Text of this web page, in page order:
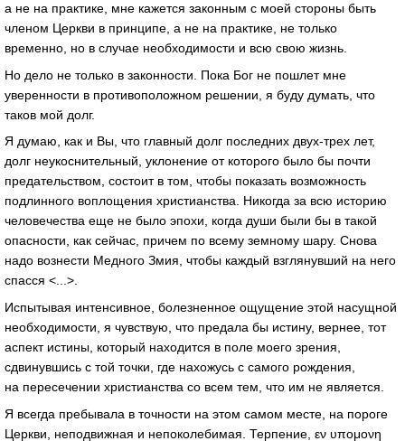
а не на практике, мне кажется законным с моей стороны быть
членом Церкви в принципе, а не на практике, не только
временно, но в случае необходимости и всю свою жизнь.
Но дело не только в законности. Пока Бог не пошлет мне
уверенности в противоположном решении, я буду думать, что
таков мой долг.
Я думаю, как и Вы, что главный долг последних двух-трех лет,
долг неукоснительный, уклонение от которого было бы почти
предательством, состоит в том, чтобы показать возможность
подлинного воплощения христианства. Никогда за всю историю
человечества еще не было эпохи, когда души были бы в такой
опасности, как сейчас, причем по всему земному шару. Снова
надо вознести Медного Змия, чтобы каждый взглянувший на него
спасся <...>.
Испытывая интенсивное, болезненное ощущение этой насущной
необходимости, я чувствую, что предала бы истину, вернее, тот
аспект истины, который находится в поле моего зрения,
сдвинувшись с той точки, где нахожусь с самого рождения,
на пересечении христианства со всем тем, что им не является.
Я всегда пребывала в точности на этом самом месте, на пороге
Церкви, неподвижная и непоколебимая. Терпение, εν υπομονη